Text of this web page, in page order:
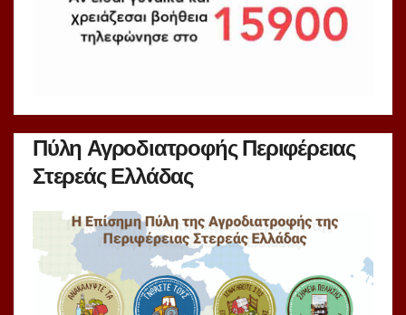
Πύλη Αγροδιατροφής Περιφέρειας
Στερεάς Ελλάδας